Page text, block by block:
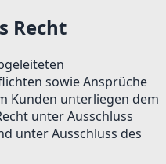
Recht
sowie Ansprüche
Kunden unterliegen dem
unter Ausschluss
unter Ausschluss des